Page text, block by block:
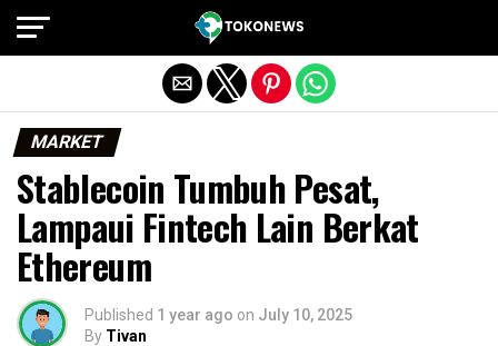
MARKET
Stablecoin Tumbuh Pesat,
Lampaui Fintech Lain Berkat
Ethereum
Published 1 year ago on July 10, 2025
By Tivan
Exit mobile version